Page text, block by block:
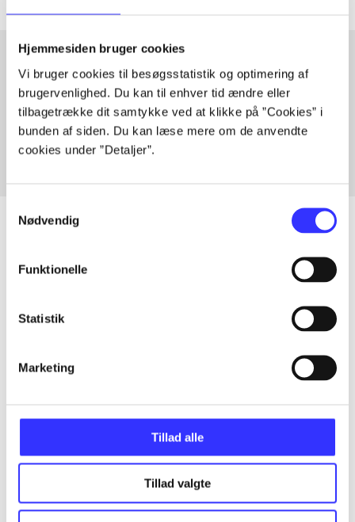
Hjemmesiden bruger cookies
Vi bruger cookies til besøgsstatistik og optimering af
brugervenlighed. Du kan til enhver tid ændre eller
tilbagetrække dit samtykke ved at klikke på ”Cookies” i
bunden af siden. Du kan læse mere om de anvendte
cookies under ”Detaljer”.
Nødvendig
Funktionelle
Statistik
Marketing
Tillad alle
Tillad valgte
Artikler med samme emner
Fra
Artikler